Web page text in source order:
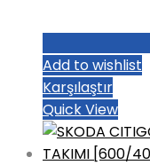
Add to wishlist
Karşılaştır
Quick View